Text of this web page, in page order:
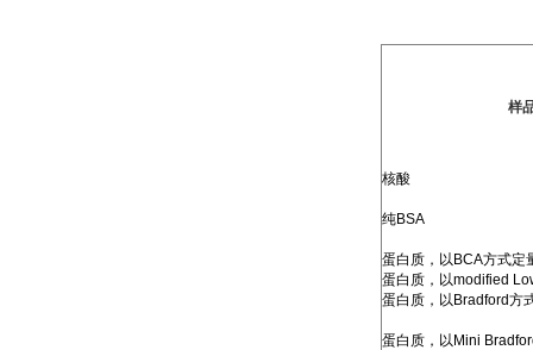
样
核酸
纯BSA
蛋白质，以 BCA方式定
蛋白质，以modified
蛋白质，以 Bradford方
蛋白质，以 Mini